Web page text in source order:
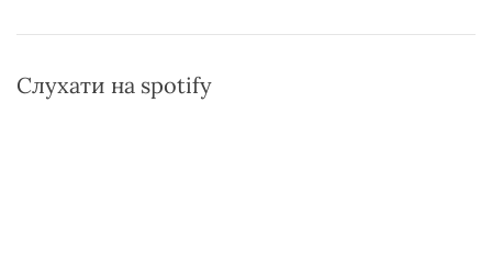
Слухати на spotify